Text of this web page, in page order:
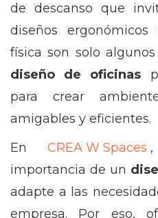
de descanso que
diseños
física son solo
diseño de oficinas
para crear
amigables y eficientes.
En
CREA W Spaces
importancia de un
adapte a las
empresa. Por eso,